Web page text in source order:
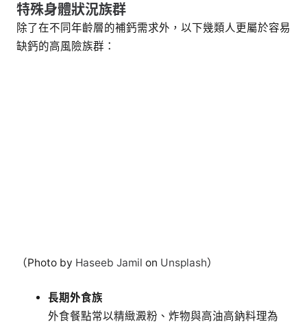
特殊身體狀況族群
除了在不同年齡層的補鈣需求外，以下幾類人更屬於容易
缺鈣的高風險族群：
許多人因乳糖不耐而無法喝牛奶或吃乳製品，這讓
材（例如豆類、深綠色蔬菜或小魚乾），很可能在
日常生活中長期缺鈣，因此更需要從其他管道補